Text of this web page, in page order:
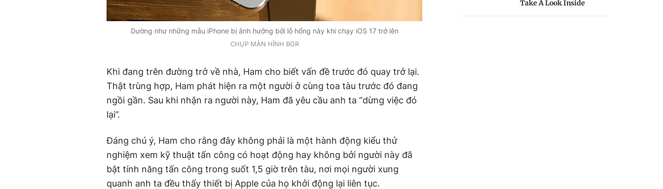
Dường như những mẫu iPhone bị ảnh hưởng bởi lỗ hổng này khi chạy iOS 17 trở lên
CHỤP MÀN HÌNH BGR
Khi đang trên đường trở về nhà, Ham cho biết vấn đề trước đó quay trở lại.
Thật trùng hợp, Ham phát hiện ra một người ở cùng toa tàu trước đó đang
ngồi gần. Sau khi nhận ra người này, Ham đã yêu cầu anh ta “dừng việc đó
lại”.
Đáng chú ý, Ham cho rằng đây không phải là một hành động kiểu thử
nghiệm xem kỹ thuật tấn công có hoạt động hay không bởi người này đã
bật tính năng tấn công trong suốt 1,5 giờ trên tàu, nơi mọi người xung
quanh anh ta đều thấy thiết bị Apple của họ khởi động lại liên tục.